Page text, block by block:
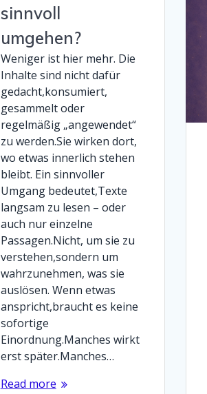
sinnvoll
umgehen?
Weniger ist hier mehr. Die
Inhalte sind nicht dafür
gedacht,konsumiert,
gesammelt oder
regelmäßig „angewendet“
zu werden.Sie wirken dort,
wo etwas innerlich stehen
bleibt. Ein sinnvoller
Umgang bedeutet,Texte
langsam zu lesen – oder
auch nur einzelne
Passagen.Nicht, um sie zu
verstehen,sondern um
wahrzunehmen, was sie
auslösen. Wenn etwas
anspricht,braucht es keine
sofortige
Einordnung.Manches wirkt
erst später.Manches…
Read more